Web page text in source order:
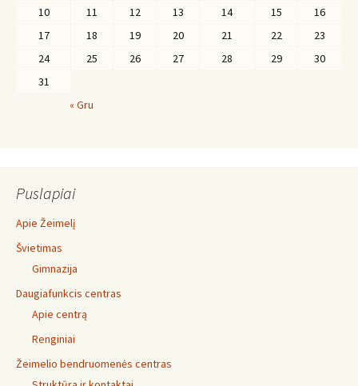
10 11 12 13 14 15
16
17
18 19 20 21 22
23
24
25 26 27 28 29
30
31
« Gru
Puslapiai
Apie Žeimelį
Švietimas
Gimnazija
Daugiafunkcis centras
Apie centrą
Renginiai
Žeimelio bendruomenės centras